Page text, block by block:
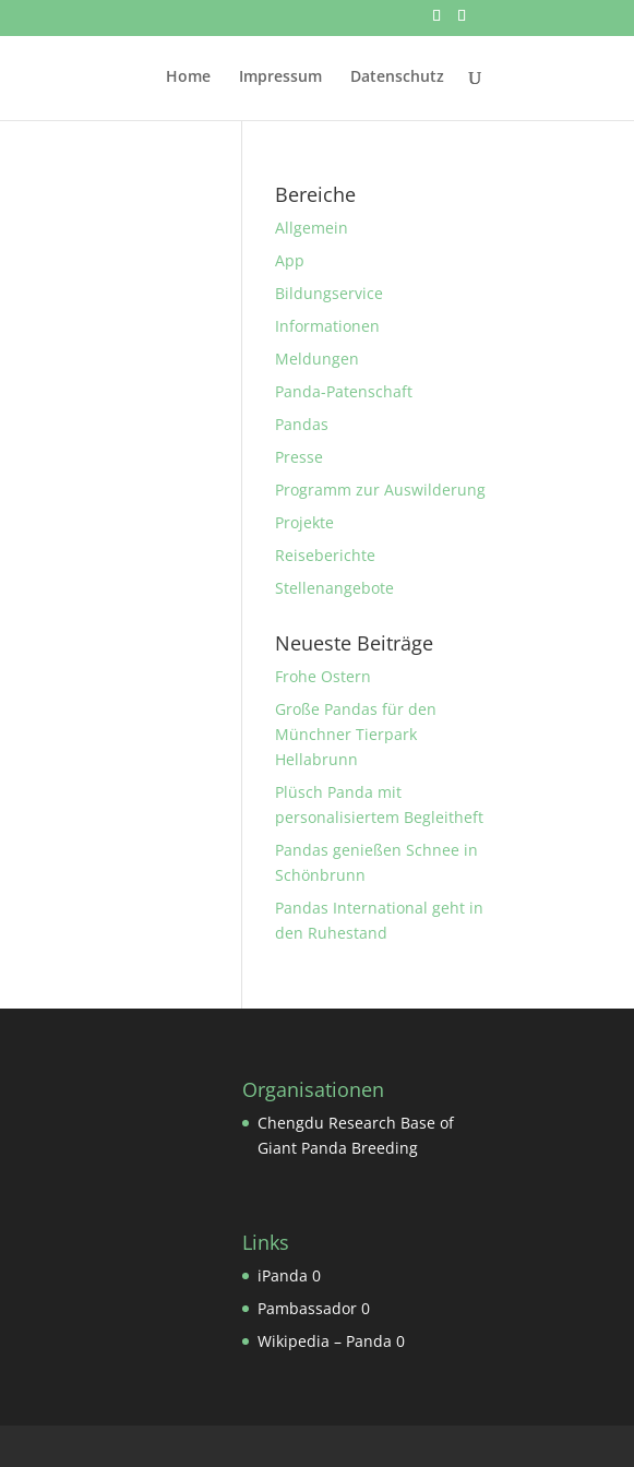
Home Impressum Datenschutz
Bereiche
Allgemein
App
Bildungservice
Informationen
Meldungen
Panda-Patenschaft
Pandas
Presse
Programm zur Auswilderung
Projekte
Reiseberichte
Stellenangebote
Neueste Beiträge
Frohe Ostern
Große Pandas für den
Münchner Tierpark
Hellabrunn
Plüsch Panda mit
personalisiertem Begleitheft
Pandas genießen Schnee in
Schönbrunn
Pandas International geht in
den Ruhestand
Organisationen
Chengdu Research Base of
Giant Panda Breeding
Links
iPanda 0
Pambassador 0
Wikipedia – Panda 0